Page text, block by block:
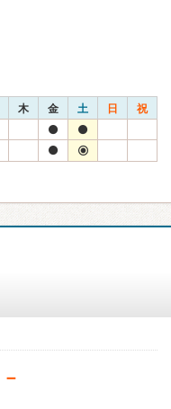
木 金 土 日 祝
－